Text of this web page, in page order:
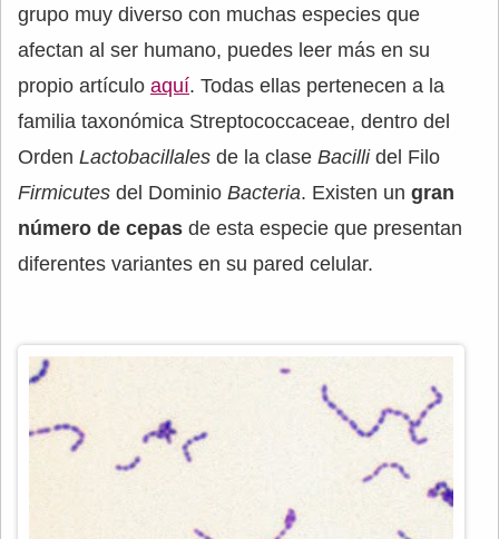
grupo muy diverso con muchas especies que
afectan al ser humano, puedes leer más en su
propio artículo aquí. Todas ellas pertenecen a la
familia taxonómica Streptococcaceae, dentro del
Orden Lactobacillales de la clase Bacilli del Filo
Firmicutes del Dominio Bacteria. Existen un gran
número de cepas de esta especie que presentan
diferentes variantes en su pared celular.